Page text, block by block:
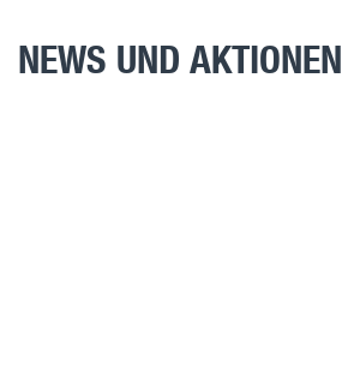
NEWS UND AKTIONEN